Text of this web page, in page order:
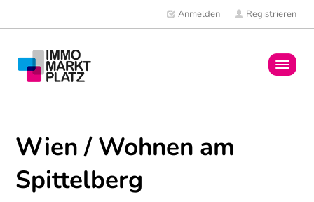
Anmelden Registrieren
Immobilien
Mitglieder
Wien / Wohnen am
Spittelberg